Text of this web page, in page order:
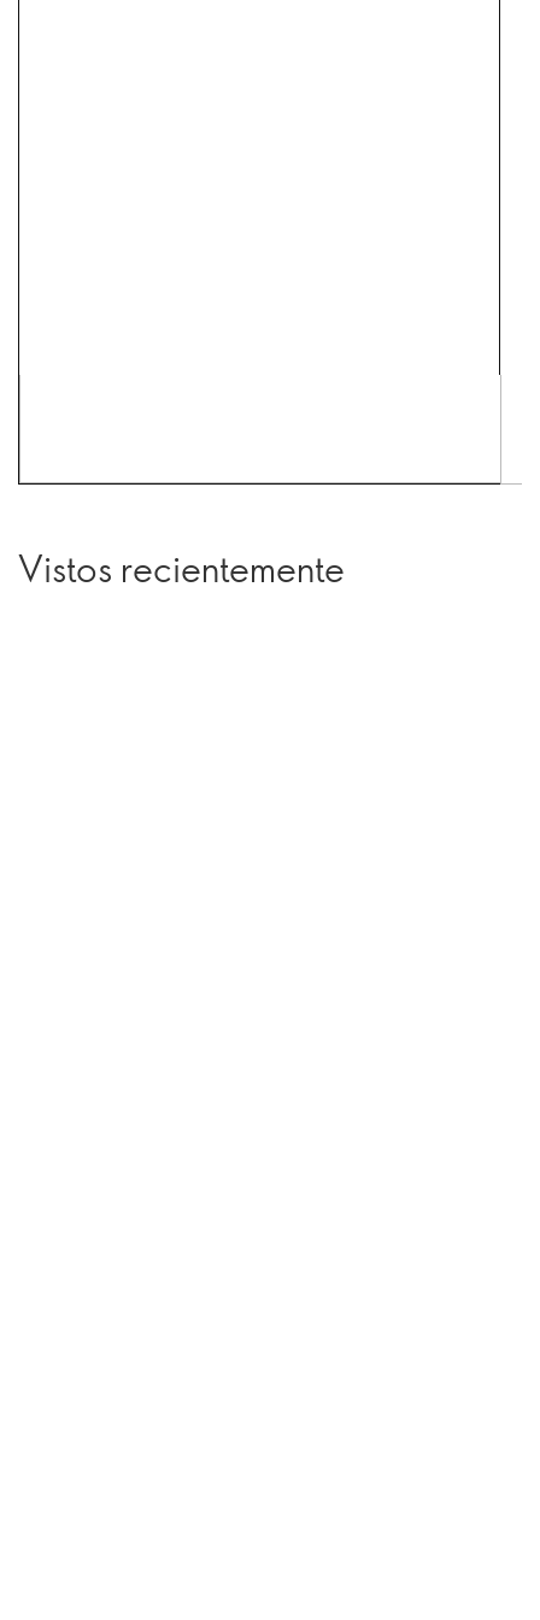
Vistos recientemente